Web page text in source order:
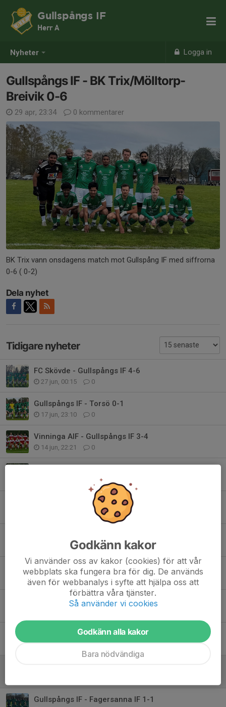
Nyheter Logga in
Gullspångs IF
Herr A
Gullspångs IF - BK Trix/Mölltorp-
Breivik 0-6
29 apr, 23:34 0 kommentarer
BK Trix vann onsdagens match mot Gullspång IF med siffrorna
0-6 ( 0-2)
Dela nyhet
Tidigare nyheter
FC Skövde - Gullspångs IF 4-6
27 jun, 00:15 0
Gullspångs IF - Torsö 0-1
17 jun, 23:10 0
Vinninga AIF - Gullspångs IF 3-4
14 jun, 22:21 0
Hova/weimer - Gullspångs IF 1-3
0
23 maj, 01:00 0
IF Tymer - Gullspångs IF 3-0
14 maj, 20:40 0
Gullspångs IF - IFK Värsås 1-2
Lundsbrunns IF - Gullspångs IF 0-1
5 maj, 21:14 0
Gullspångs IF - Fagersanna IF 1-1
Godkänn kakor
Vi använder oss av kakor (cookies) för att vår
webbplats ska fungera bra för dig. De används
även för webbanalys i syfte att hjälpa oss att
förbättra våra tjänster.
Så använder vi cookies
Godkänn alla kakor
Bara nödvändiga